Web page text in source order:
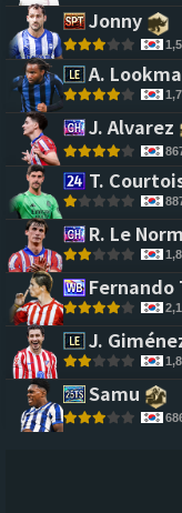
Jonny
A.
J. Alvarez
T.
R. Le
Fernando
J.
Samu